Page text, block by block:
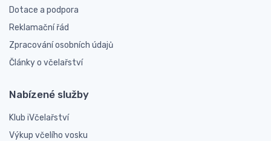
Dotace a podpora
Reklamační řád
Zpracování osobních údajů
Články o včelařství
Nabízené služby
Klub iVčelařství
Výkup včelího vosku